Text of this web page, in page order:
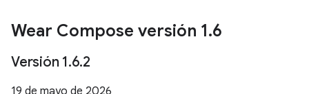
Wear Compose versión 1.6
Versión 1.6.2
19 de mayo de 2026